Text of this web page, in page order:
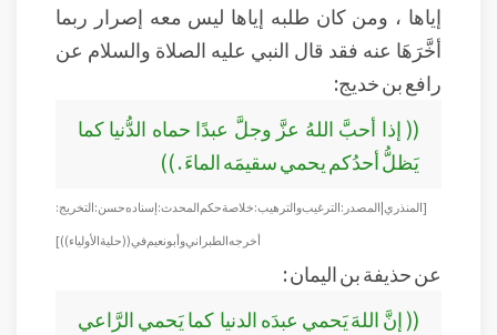
إياها ، ومن كان طلبه إياها ليس معه إصرار ربما
أخَّرَهَا عنه فقد قال النبي عليه الصلاة والسلام عن
رافع بن خديج:
(( إذا أحبَّ اللهُ عزَّ وجلَّ عبدًا حماه الدُّنيا كما
يَظلُّ أحدُكم يحمي سقيمَه الماءَ . ))
[ المنذري | المصدر : الترغيب والترهيب : خلاصة حكم المحدث : إسناده حسن :التخريج :
أخرجه الطبراني وأبو نعيم في ((حلية الأولياء)) ]
عن حذيفة بن اليمان :
(( إنَّ اللهَ يَحمي عبدَه الدنيا كما يَحمي الرَّاعي